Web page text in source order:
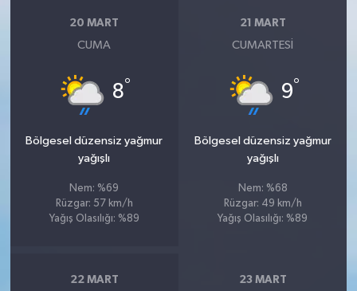
20 MART
CUMA
8°
Bölgesel düzensiz yağmur
yağışlı
Nem: %69
Rüzgar: 57 km/h
Yağış Olasılığı: %89
21 MART
CUMARTESI
9°
Bölgesel düzensiz yağmur
yağışlı
Nem: %68
Rüzgar: 49 km/h
Yağış Olasılığı: %89
22 MART 23 MART